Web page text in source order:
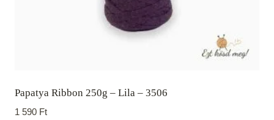
Papatya Ribbon 250g – Lila – 3506
1 590 Ft